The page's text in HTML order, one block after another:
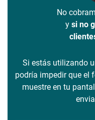
No
y si no
Si estás utilizando
podría impedir que el
muestre en tu